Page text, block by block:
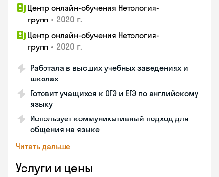
Центр онлайн-обучения Нетология-
групп • 2020 г.
Центр онлайн-обучения Нетология-
групп • 2020 г.
Работала в высших учебных заведениях и
школах
Готовит учащихся к ОГЭ и ЕГЭ по английскому
языку
Использует коммуникативный подход для
общения на языке
Читать дальше
Услуги и цены